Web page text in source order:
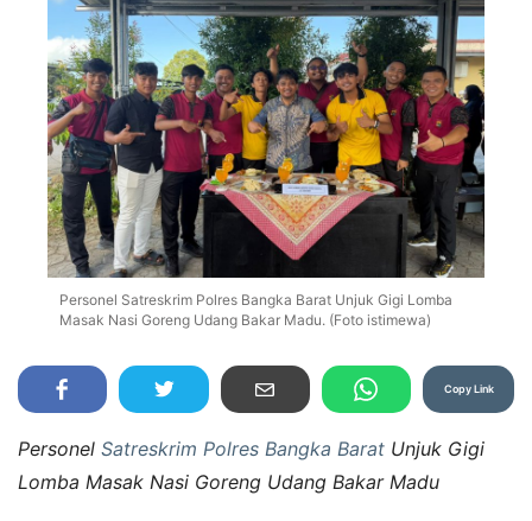
Personel Satreskrim Polres Bangka Barat Unjuk Gigi Lomba
Masak Nasi Goreng Udang Bakar Madu. (Foto istimewa)
Copy Link
Personel Satreskrim Polres Bangka Barat Unjuk Gigi
Lomba Masak Nasi Goreng Udang Bakar Madu